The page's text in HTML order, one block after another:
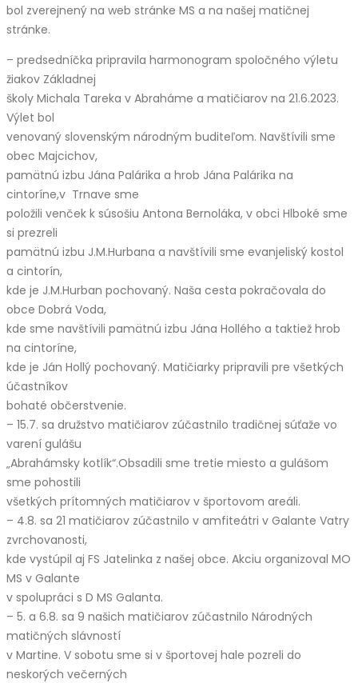
bol zverejnený na web stránke MS a na našej matičnej
stránke.
– predsedníčka pripravila harmonogram spoločného výletu
žiakov Základnej
školy Michala Tareka v Abraháme a matičiarov na 21.6.2023.
Výlet bol
venovaný slovenským národným buditeľom. Navštívili sme
obec Majcichov,
pamätnú izbu Jána Palárika a hrob Jána Palárika na
cintoríne,v Trnave sme
položili venček k súsošiu Antona Bernoláka, v obci Hlboké sme
si prezreli
pamätnú izbu J.M.Hurbana a navštívili sme evanjeliský kostol
a cintorín,
kde je J.M.Hurban pochovaný. Naša cesta pokračovala do
obce Dobrá Voda,
kde sme navštívili pamätnú izbu Jána Hollého a taktiež hrob
na cintoríne,
kde je Ján Hollý pochovaný. Matičiarky pripravili pre všetkých
účastníkov
bohaté občerstvenie.
– 15.7. sa družstvo matičiarov zúčastnilo tradičnej súťaže vo
varení gulášu
„Abrahámsky kotlík“.Obsadili sme tretie miesto a gulášom
sme pohostili
všetkých prítomných matičiarov v športovom areáli.
– 4.8. sa 21 matičiarov zúčastnilo v amfiteátri v Galante Vatry
zvrchovanosti,
kde vystúpil aj FS Jatelinka z našej obce. Akciu organizoval MO
MS v Galante
v spolupráci s D MS Galanta.
– 5. a 6.8. sa 9 našich matičiarov zúčastnilo Národných
matičných slávností
v Martine. V sobotu sme si v športovej hale pozreli do
neskorých večerných